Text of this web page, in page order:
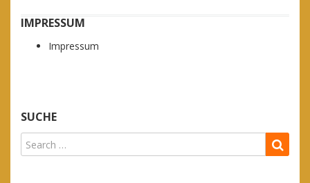
IMPRESSUM
Impressum
SUCHE